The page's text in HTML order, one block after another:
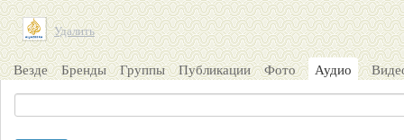
Удалить
Везде Бренды Группы Публикации Фото Аудио